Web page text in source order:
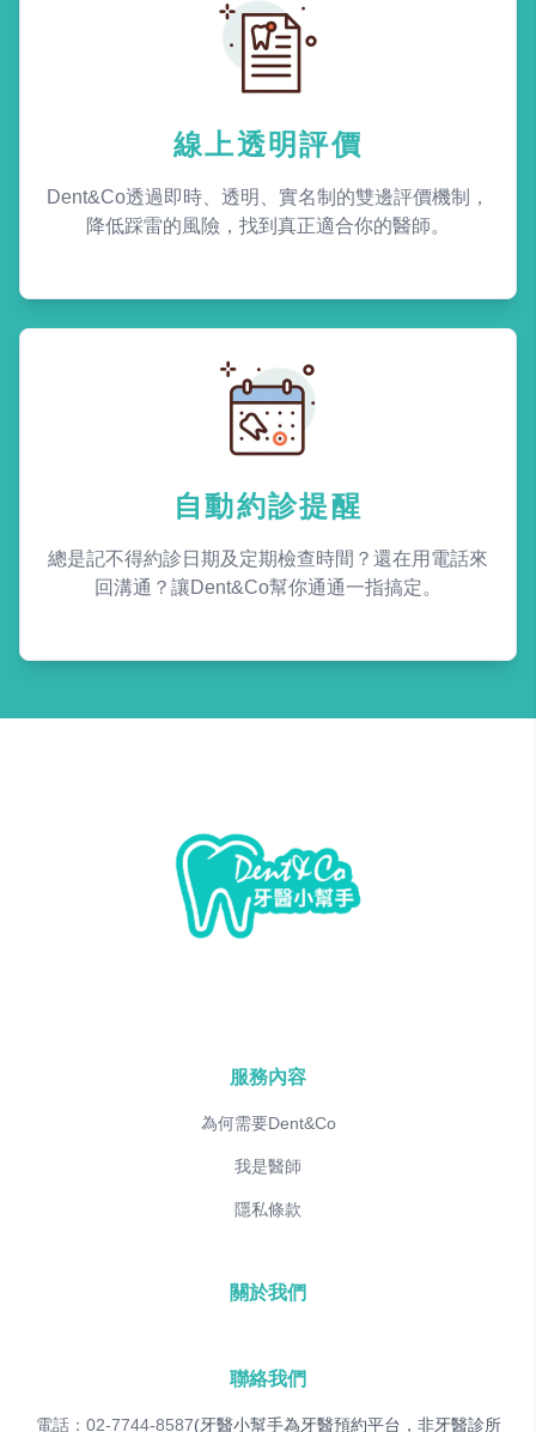
線上透明評價
Dent&Co透過即時、透明、實名制的雙邊評價機制，
降低踩雷的風險，找到真正適合你的醫師。
自動約診提醒
總是記不得約診日期及定期檢查時間？還在用電話來
回溝通？讓Dent&Co幫你通通一指搞定。
服務內容
為何需要Dent&Co
我是醫師
隱私條款
關於我們
聯絡我們
電話：02-7744-8587(牙醫小幫手為牙醫預約平台，非牙醫診所